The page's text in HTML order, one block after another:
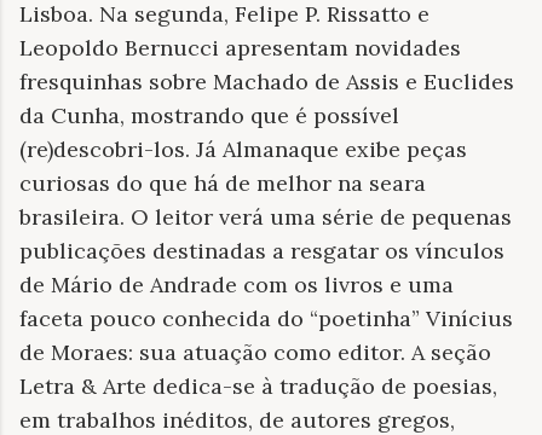
Lisboa. Na segunda, Felipe P. Rissatto e
Leopoldo Bernucci apresentam novidades
fresquinhas sobre Machado de Assis e Euclides
da Cunha, mostrando que é possível
(re)descobri-los. Já Almanaque exibe peças
curiosas do que há de melhor na seara
brasileira. O leitor verá uma série de pequenas
publicações destinadas a resgatar os vínculos
de Mário de Andrade com os livros e uma
faceta pouco conhecida do “poetinha” Vinícius
de Moraes: sua atuação como editor. A seção
Letra & Arte dedica-se à tradução de poesias,
em trabalhos inéditos, de autores gregos,